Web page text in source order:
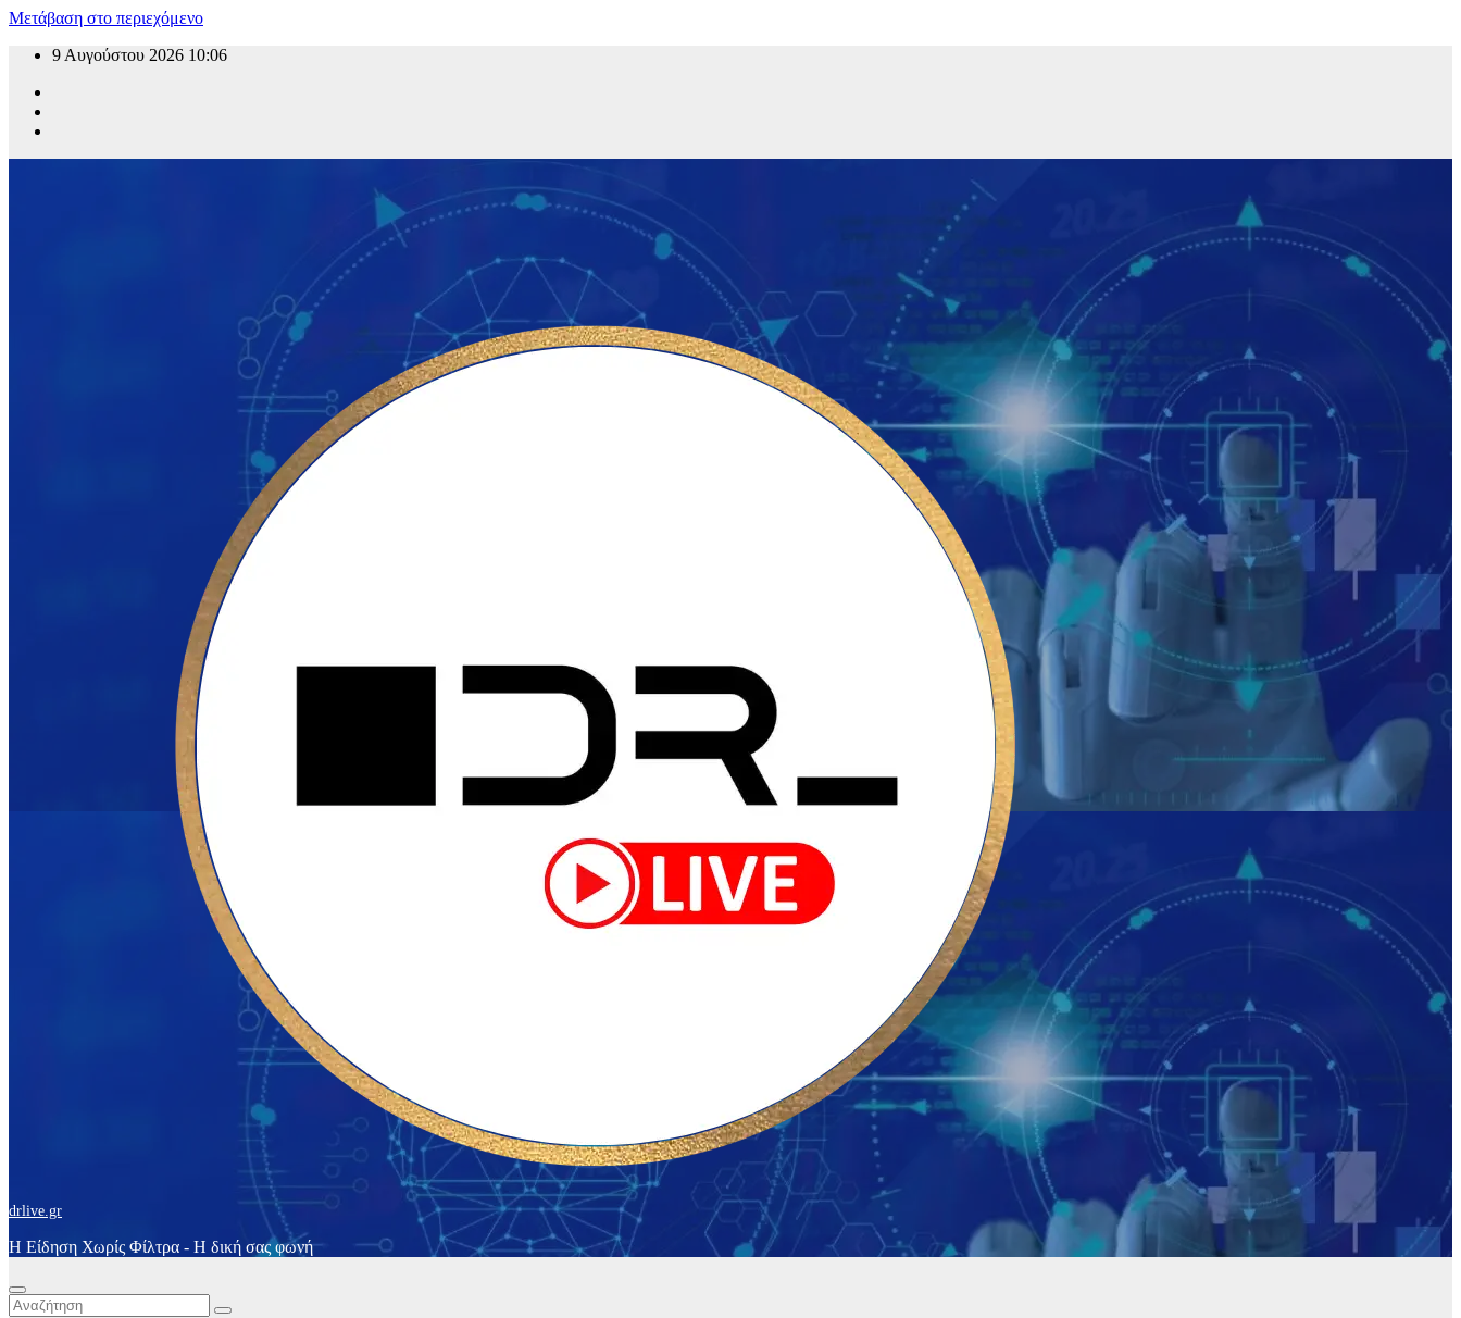
Μετάβαση στο περιεχόμενο
9 Αυγούστου 2026 10:06
drlive.gr
Η Είδηση Χωρίς Φίλτρα - H δική σας φωνή